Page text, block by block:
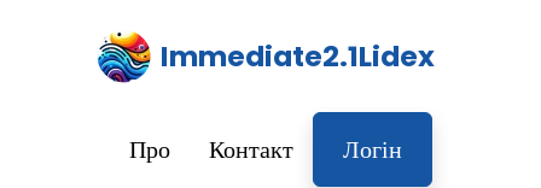
Immediate2.1Lidex
Про Контакт Логін